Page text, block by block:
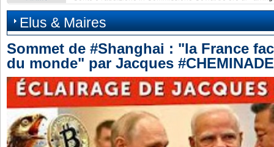
Elus & Maires
Sommet de #Shanghai : "la France
du monde" par Jacques